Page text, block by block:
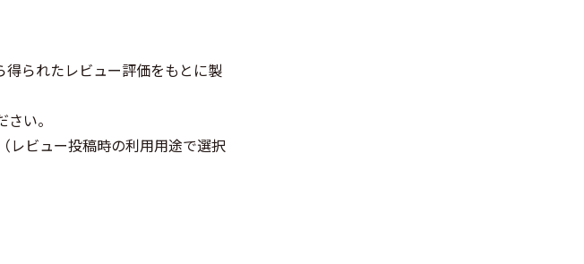
られたレビュー評価をもとに製
い。
レビュー投稿時の利用用途で選択